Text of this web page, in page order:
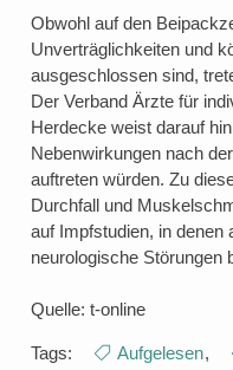
Obwohl auf den
Unverträglichkeiten und
ausgeschlossen sind,
Der Verband Ärzte für
Herdecke weist darauf
Nebenwirkungen nach
auftreten würden. Zu
Durchfall und
auf Impfstudien, in denen
neurologische Störungen
Quelle: t-online
Tags: Aufgelesen,